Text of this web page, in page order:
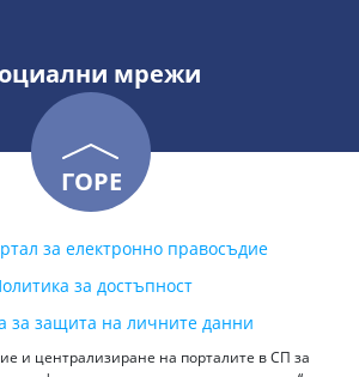
мрежи
ГОРЕ
за електронно правосъдие
за достъпност
за защита на личните данни
и централизиране на порталите в СП за